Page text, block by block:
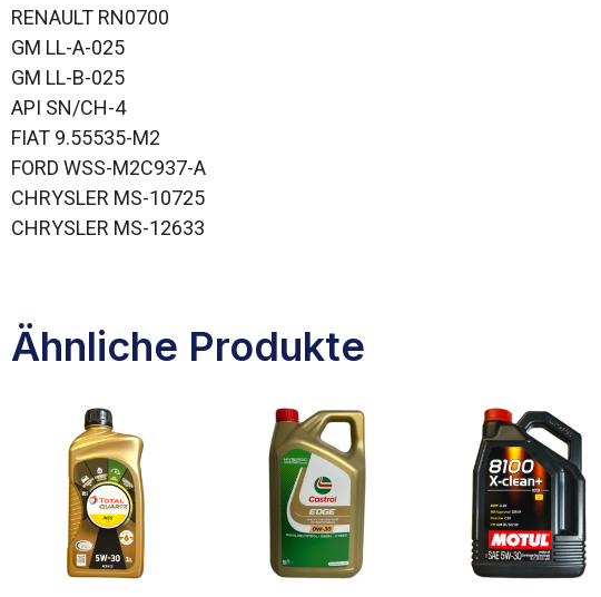
RENAULT RN0700
GM LL-A-025
GM LL-B-025
API SN/CH-4
FIAT 9.55535-M2
FORD WSS-M2C937-A
CHRYSLER MS-10725
CHRYSLER MS-12633
Ähnliche Produkte